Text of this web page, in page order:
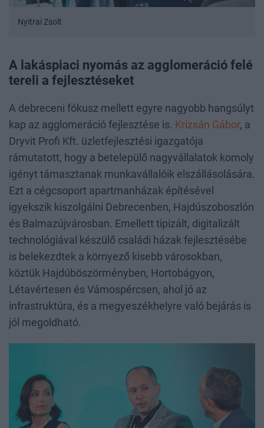
Nyitrai Zsolt
A lakáspiaci nyomás az agglomeráció felé
tereli a fejlesztéseket
A debreceni fókusz mellett egyre nagyobb hangsúlyt
kap az agglomeráció fejlesztése is. Krizsán Gábor, a
Dryvit Profi Kft. üzletfejlesztési igazgatója
rámutatott, hogy a betelepülő nagyvállalatok komoly
igényt támasztanak munkavállalóik elszállásolására.
Ezt a cégcsoport apartmanházak építésével
igyekszik kiszolgálni Debrecenben, Hajdúszoboszlón
és Balmazújvárosban. Emellett tipizált, digitalizált
technológiával készülő családi házak fejlesztésébe
is belekezdtek a környező kisebb városokban,
köztük Hajdúböszörményben, Hortobágyon,
Létavértesen és Vámospércsen, ahol jó az
infrastruktúra, és a megyeszékhelyre való bejárás is
jól megoldható.